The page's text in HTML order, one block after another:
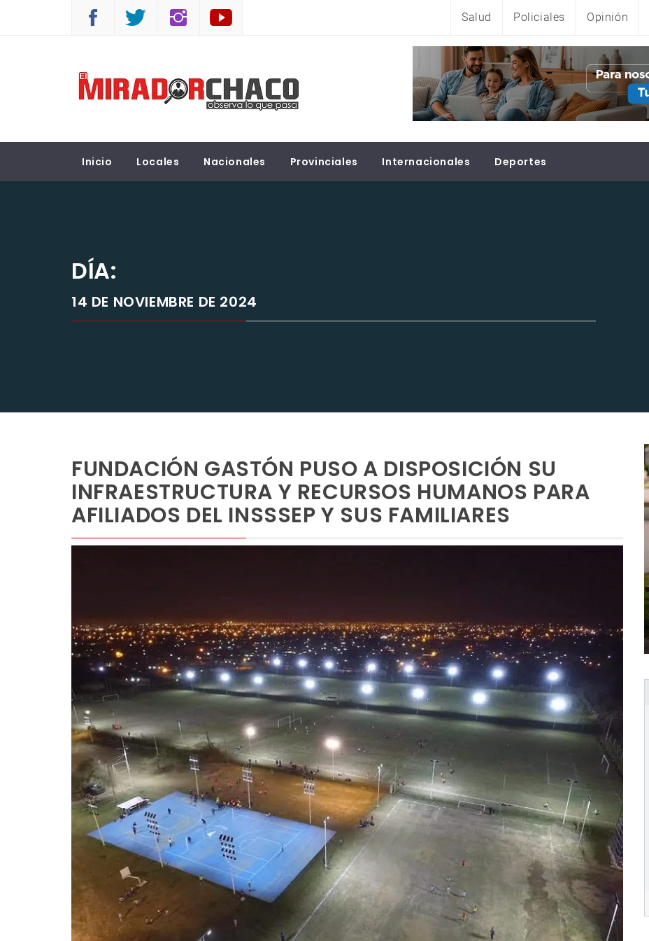
Salud Policiales Opinión
EL MIRADOR CHACO
Inicio Locales Nacionales Provinciales Internacionales Deportes
DÍA:
14 DE NOVIEMBRE DE 2024
FUNDACIÓN GASTÓN PUSO A DISPOSICIÓN SU
INFRAESTRUCTURA Y RECURSOS HUMANOS PARA
AFILIADOS DEL INSSSEP Y SUS FAMILIARES